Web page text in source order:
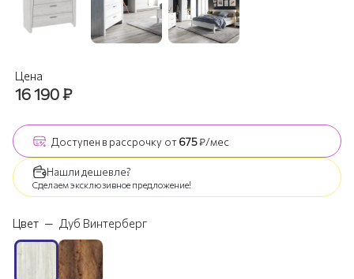
Цена
16 190₽
Доступен в рассрочку от675₽/мес
Нашли дешевле?
Сделаем эксклюзивное предложение!
Цвет — Дуб Винтерберг